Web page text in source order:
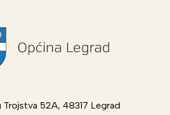
Trojstva 52A, 48317 Legrad